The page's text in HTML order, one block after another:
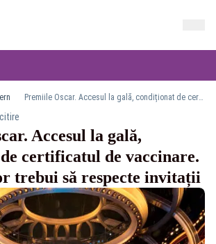
Premiile Oscar. Accesul la gală, condiționat de certificatul de vaccinare. Ce reguli vor trebui să respecte invitații
Accesul la gală,
certificatul de vaccinare.
trebui să respecte invitații